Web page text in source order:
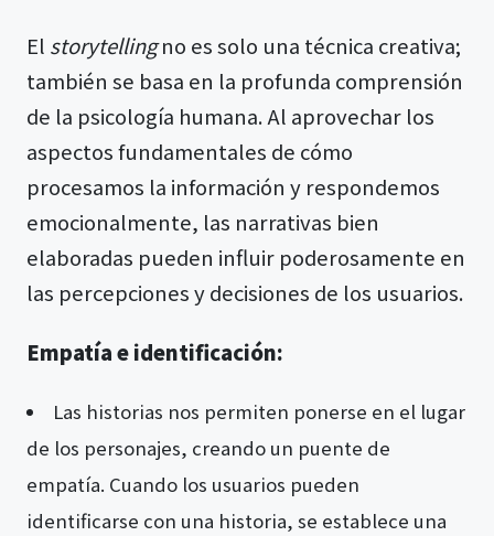
El storytellingno es solo una técnica creativa;
también se basa en la profunda comprensión
de la psicología humana. Al aprovechar los
aspectos fundamentales de cómo
procesamos la información y respondemos
emocionalmente, las narrativas bien
elaboradas pueden influir poderosamente en
las percepciones y decisiones de los usuarios.
Empatía e identificación:
Las historias nos permiten ponerse en el lugar
de los personajes, creando un puente de
empatía. Cuando los usuarios pueden
identificarse con una historia, se establece una